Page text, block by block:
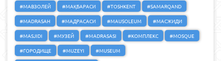
#МАВЗОЛЕЙ
#МАҚБАРАСИ #TOSHKENT
#SAMARQAND
#MADRASAH
#МАДРАСАСИ #MAUSOLEUM
#МАСЖИДИ
#MASJIDI
#МУЗЕЙ #MADRASASI #КОМПЛЕКС
#MOSQUE
#ГОРОДИЩЕ
#MUZEYI
#MUSEUM